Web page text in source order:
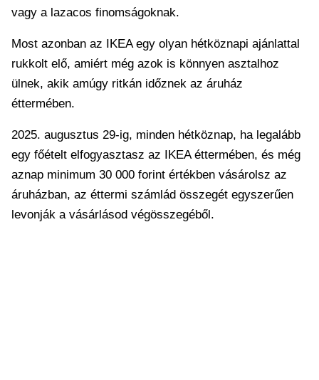
vagy a lazacos finomságoknak.
Most azonban az IKEA egy olyan hétköznapi ajánlattal
rukkolt elő, amiért még azok is könnyen asztalhoz
ülnek, akik amúgy ritkán időznek az áruház
éttermében.
2025. augusztus 29-ig, minden hétköznap, ha legalább
egy főételt elfogyasztasz az IKEA éttermében, és még
aznap minimum 30 000 forint értékben vásárolsz az
áruházban, az éttermi számlád összegét egyszerűen
levonják a vásárlásod végösszegéből.